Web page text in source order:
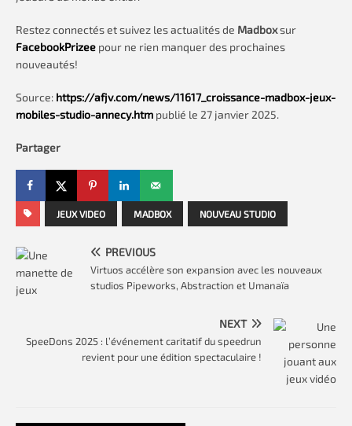
Restez connectés et suivez les actualités de Madboxsur
FacebookPrizee pour ne rien manquer des prochaines
nouveautés!
Source: https://afjv.com/news/11617_croissance-madbox-jeux-
mobiles-studio-annecy.htm publié le 27 janvier 2025.
Partager
JEUX VIDEO MADBOX NOUVEAU STUDIO
PREVIOUS
Virtuos accélère son expansion avec les nouveaux
studios Pipeworks, Abstraction et Umanaïa
NEXT
SpeeDons 2025 : l’événement caritatif du speedrun
revient pour une édition spectaculaire !